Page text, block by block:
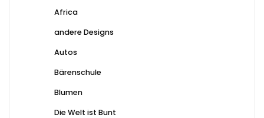
Africa
andere Designs
Autos
Bärenschule
Blumen
Die Welt ist Bunt